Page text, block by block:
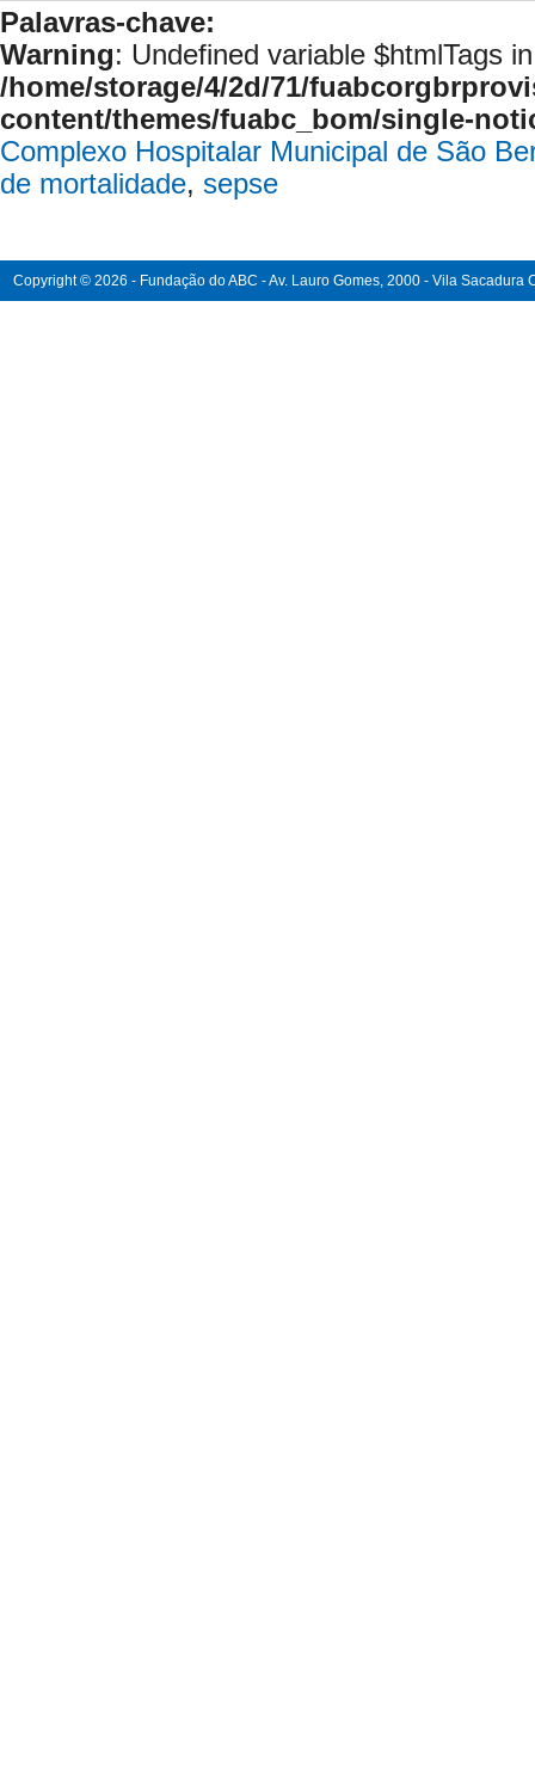
Palavras-chave:
Warning: Undefined variable $htmlTags in
/home/storage/4/2d/71/
content/themes/fuabc_bom/single-
Complexo Hospitalar Municipal de São
de mortalidade, sepse
Copyright © 2026 - Fundação do ABC - Av. Lauro Gomes, 2000 - Vila